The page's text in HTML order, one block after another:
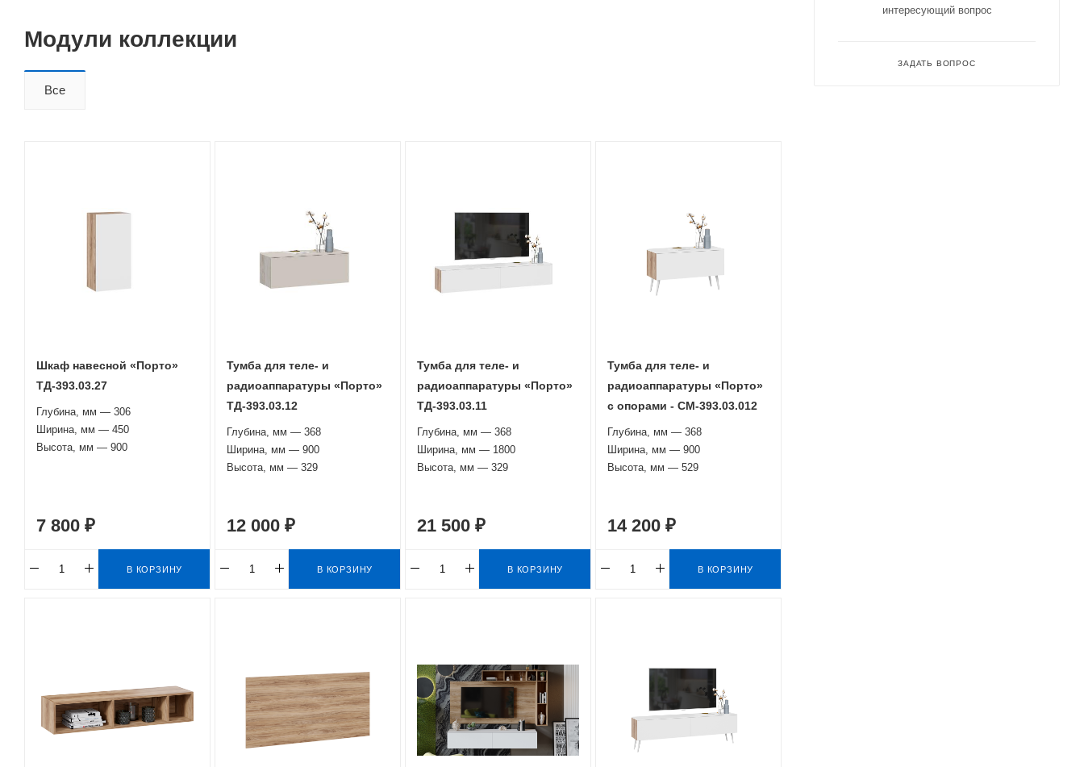
Модули коллекции
Все
Шкаф навесной «Порто»
ТД-393.03.27
Глубина, мм — 306
Ширина, мм — 450
Высота, мм — 900
7 800 ₽
В КОРЗИНУ
Тумба для теле- и
радиоаппаратуры «Порто»
ТД-393.03.12
Глубина, мм — 368
Ширина, мм — 900
Высота, мм — 329
12 000 ₽
В КОРЗИНУ
Тумба для теле- и
радиоаппаратуры «Порто»
ТД-393.03.11
Глубина, мм — 368
Ширина, мм — 1800
Высота, мм — 329
21 500 ₽
В КОРЗИНУ
Тумба для теле- и
радиоаппаратуры «Порто»
с опорами - СМ-393.03.012
Глубина, мм — 368
Ширина, мм — 900
Высота, мм — 529
14 200 ₽
В КОРЗИНУ
интересующий вопрос
ЗАДАТЬ ВОПРОС